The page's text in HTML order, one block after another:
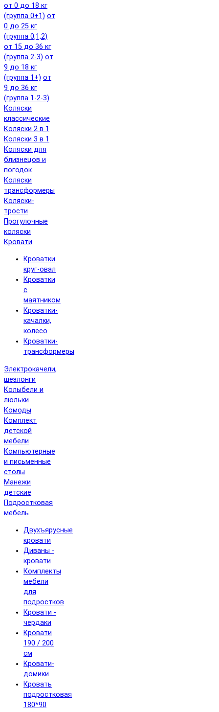
от 0 до 18 кг
(группа 0+1) от
0 до 25 кг
(группа 0,1,2)
от 15 до 36 кг
(группа 2-3) от
9 до 18 кг
(группа 1+) от
9 до 36 кг
(группа 1-2-3)
Коляски
классические
Коляски 2 в 1
Коляски 3 в 1
Коляски для
близнецов и
погодок
Коляски
трансформеры
Коляски-
трости
Прогулочные
коляски
Кровати
Кроватки
круг-овал
Кроватки
с
маятником
Кроватки-
качалки,
колесо
Кроватки-
трансформеры
Электрокачели,
шезлонги
Колыбели и
люльки
Комоды
Комплект
детской
мебели
Компьютерные
и письменные
столы
Манежи
детские
Подростковая
мебель
Двухъярусные
кровати
Диваны -
кровати
Комплекты
мебели
для
подростков
Кровати -
чердаки
Кровати
190 / 200
см
Кровати-
домики
Кровать
подростковая
180*90